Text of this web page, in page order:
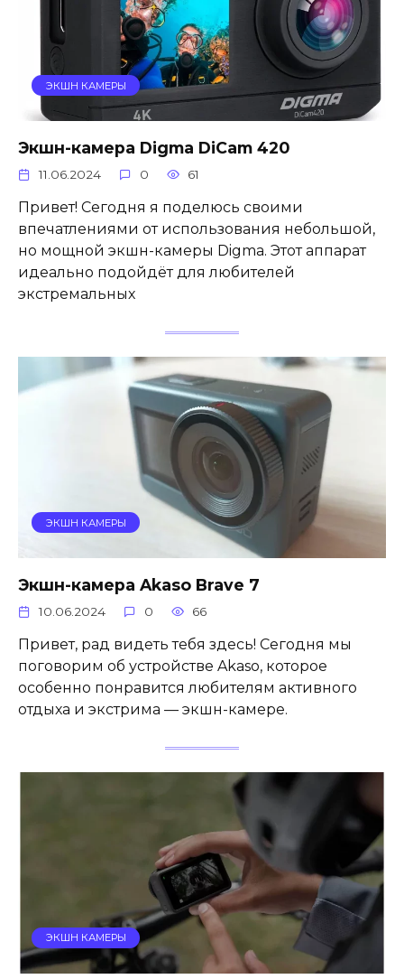
ЭКШН КАМЕРЫ
Экшн-камера Digma DiCam 420
11.06.2024 0 61
Привет! Сегодня я поделюсь своими
впечатлениями от использования небольшой,
но мощной экшн-камеры Digma. Этот аппарат
идеально подойдёт для любителей
экстремальных
ЭКШН КАМЕРЫ
Экшн-камера Akaso Brave 7
10.06.2024 0 66
Привет, рад видеть тебя здесь! Сегодня мы
поговорим об устройстве Akaso, которое
особенно понравится любителям активного
отдыха и экстрима — экшн-камере.
ЭКШН КАМЕРЫ